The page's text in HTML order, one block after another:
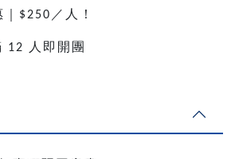
$250 ／人！
12 人即開團